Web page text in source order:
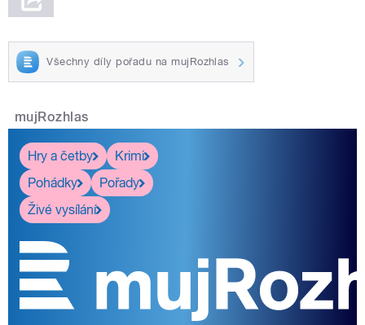
Všechny díly pořadu na mujRozhlas
mujRozhlas
Hry a četby
Krimi
Pohádky
Pořady
Živé vysílání